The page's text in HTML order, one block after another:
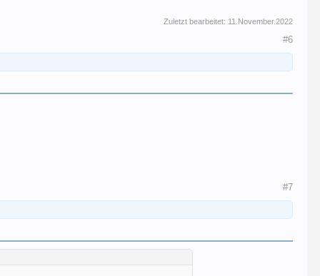
Zuletzt bearbeitet: 11.November.2022
#6
#7